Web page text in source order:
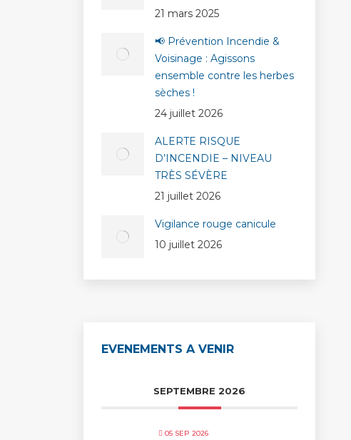
21 mars 2025
📢 Prévention Incendie &
Voisinage : Agissons
ensemble contre les herbes
sèches !
24 juillet 2026
ALERTE RISQUE
D’INCENDIE – NIVEAU
TRÈS SÉVÈRE
21 juillet 2026
Vigilance rouge canicule
10 juillet 2026
EVENEMENTS A VENIR
SEPTEMBRE 2026
05 SEP 2026